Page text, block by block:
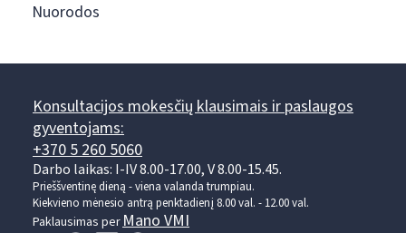
Nuorodos
Konsultacijos mokesčių klausimais ir paslaugos
gyventojams:
+370 5 260 5060
Darbo laikas: I-IV 8.00-17.00, V 8.00-15.45.
Prieššventinę dieną - viena valanda trumpiau.
Kiekvieno mėnesio antrą penktadienį 8.00 val. - 12.00 val.
Paklausimas perMano VMI